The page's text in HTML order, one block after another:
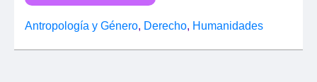
Antropología y Género, Derecho, Humanidades